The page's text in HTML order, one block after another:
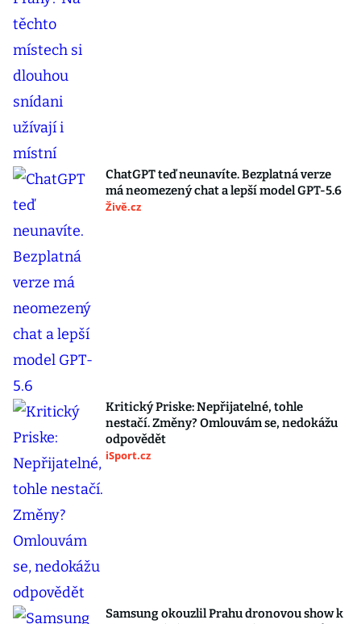
ChatGPT teď neunavíte. Bezplatná verze
má neomezený chat a lepší model GPT-5.6
Živě.cz
Kritický Priske: Nepřijatelné, tohle
nestačí. Změny? Omlouvám se, nedokážu
odpovědět
iSport.cz
Samsung okouzlil Prahu dronovou show k